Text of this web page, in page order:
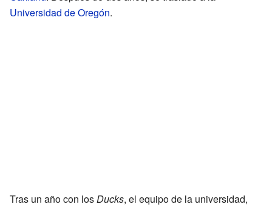
Universidad de Oregón.
Tras un año con losDucks, el equipo de la universidad,